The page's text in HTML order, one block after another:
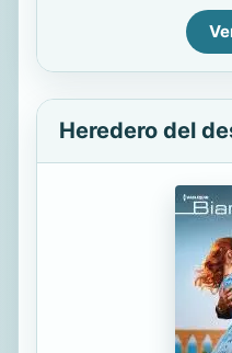
Heredero del